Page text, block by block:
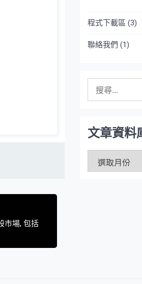
市場, 包括
程式下載區 (3)
聯絡我們 (1)
字:
文章資料
資